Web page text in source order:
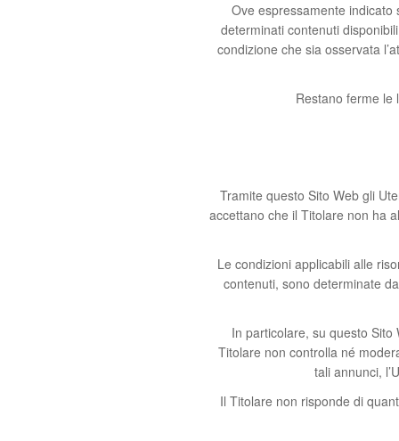
Ove espressamente indicato
determinati contenuti
condizione che sia osservata
Restano ferme le
Tramite questo Sito Web gli
accettano che il Titolare non ha
Le condizioni applicabili alle
contenuti, sono determinate
In particolare, su questo
Titolare non controlla né
tali annunci,
Il Titolare non risponde di